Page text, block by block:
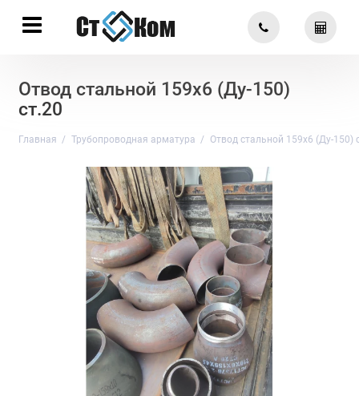
Отвод стальной 159х6 (Ду-150)
ст.20
Главная Трубопроводная арматура Отвод стальной 159х6 (Ду-150)